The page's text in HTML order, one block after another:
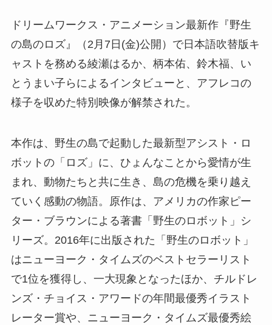
ドリームワークス・アニメーション最新作『野生
の島のロズ』（2月7日(金)公開）で日本語吹替版キ
ャストを務める綾瀬はるか、柄本佑、鈴木福、い
とうまい子らによるインタビューと、アフレコの
様子を収めた特別映像が解禁された。
本作は、野生の島で起動した最新型アシスト・ロ
ボットの「ロズ」に、ひょんなことから愛情が生
まれ、動物たちと共に生き、島の危機を乗り越え
ていく感動の物語。原作は、アメリカの作家ピー
ター・ブラウンによる著書「野生のロボット」シ
リーズ。2016年に出版された「野生のロボット」
はニューヨーク・タイムズのベストセラーリスト
で1位を獲得し、一大現象となったほか、チルドレ
ンズ・チョイス・アワードの年間最優秀イラスト
レーター賞や、ニューヨーク・タイムズ最優秀絵